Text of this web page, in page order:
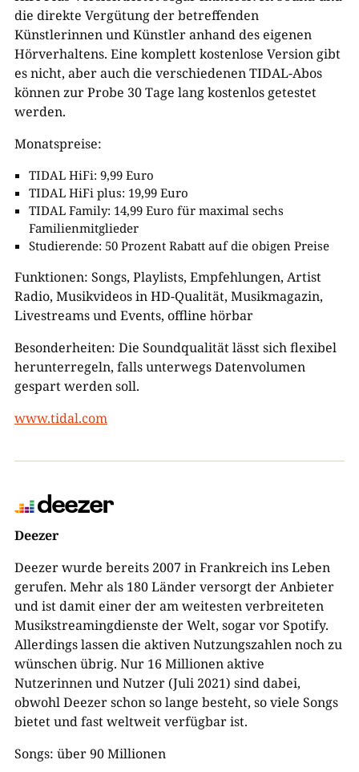
die direkte Vergütung der betreffenden
Künstlerinnen und Künstler anhand des eigenen
Hörverhaltens. Eine komplett kostenlose Version gibt
es nicht, aber auch die verschiedenen TIDAL-Abos
können zur Probe 30 Tage lang kostenlos getestet
werden.
Monatspreise:
TIDAL HiFi: 9,99 Euro
TIDAL HiFi plus: 19,99 Euro
TIDAL Family: 14,99 Euro für maximal sechs
Familienmitglieder
Studierende: 50 Prozent Rabatt auf die obigen Preise
Funktionen: Songs, Playlists, Empfehlungen, Artist
Radio, Musikvideos in HD-Qualität, Musikmagazin,
Livestreams und Events, offline hörbar
Besonderheiten: Die Soundqualität lässt sich flexibel
herunterregeln, falls unterwegs Datenvolumen
gespart werden soll.
www.tidal.com
Deezer
Deezer wurde bereits 2007 in Frankreich ins Leben
gerufen. Mehr als 180 Länder versorgt der Anbieter
und ist damit einer der am weitesten verbreiteten
Musikstreamingdienste der Welt, sogar vor Spotify.
Allerdings lassen die aktiven Nutzungszahlen noch zu
wünschen übrig. Nur 16 Millionen aktive
Nutzerinnen und Nutzer (Juli 2021) sind dabei,
obwohl Deezer schon so lange besteht, so viele Songs
bietet und fast weltweit verfügbar ist.
Songs: über 90 Millionen